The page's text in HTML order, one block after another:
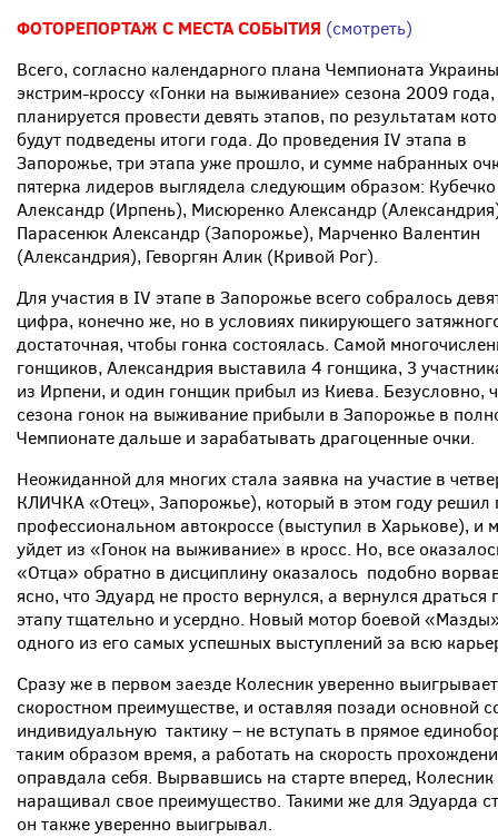
ФОТОРЕПОРТАЖ С МЕСТА СОБЫТИЯ (смотреть)
Всего, согласно календарного плана Чемпионата
экстрим-кроссу «Гонки на выживание» сезона 2009 года,
планируется провести девять этапов, по результатам
будут подведены итоги года. До проведения IV этапа в
Запорожье, три этапа уже прошло, и сумме набранных
пятерка лидеров выглядела следующим образом: Кубечко
Александр (Ирпень), Мисюренко Александр
Парасенюк Александр (Запорожье), Марченко Валентин
(Александрия), Геворгян Алик (Кривой Рог).
Для участия в IV этапе в Запорожье всего собралось
цифра, конечно же, но в условиях пикирующего
достаточная, чтобы гонка состоялась. Самой
гонщиков, Александрия выставила 4 гонщика, 3
из Ирпени, и один гонщик прибыл из Киева. Безусловно,
сезона гонок на выживание прибыли в Запорожье в
Чемпионате дальше и зарабатывать драгоценные очки.
Неожиданной для многих стала заявка на участие в
КЛИЧКА «Отец», Запорожье), который в этом году решил
профессиональном автокроссе (выступил в Харькове), и
уйдет из «Гонок на выживание» в кросс. Но, все
«Отца» обратно в дисциплину оказалось подобно
ясно, что Эдуард не просто вернулся, а вернулся
этапу тщательно и усердно. Новый мотор боевой
одного из его самых успешных выступлений за всю
Сразу же в первом заезде Колесник уверенно
скоростном преимуществе, и оставляя позади основной
индивидуальную тактику – не вступать в прямое
таким образом время, а работать на скорость
оправдала себя. Вырвавшись на старте вперед,
наращивал свое преимущество. Такими же для Эдуарда
он также уверенно выигрывал.